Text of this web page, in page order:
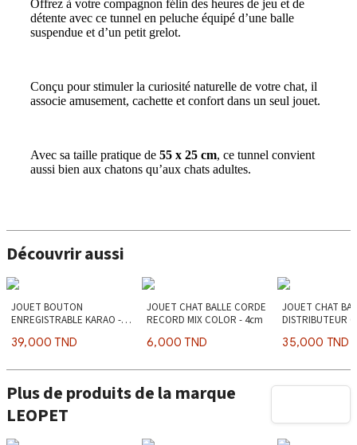
Offrez à votre compagnon félin des heures de jeu et de
détente avec ce tunnel en peluche équipé d’une balle
suspendue et d’un petit grelot.
Conçu pour stimuler la curiosité naturelle de votre chat, il
associe amusement, cachette et confort dans un seul jouet.
Avec sa taille pratique de 55 x 25 cm, ce tunnel convient
aussi bien aux chatons qu’aux chats adultes.
Découvrir aussi
JOUET BOUTON
ENREGISTRABLE KARAO -
39,000 TND
JOUET CHAT BALLE CORDE
RECORD MIX COLOR - 4cm
6,000 TND
JOUET CHAT
DISTRIBUTEUR
35,000 TND
Plus de produits de la marque
LEOPET